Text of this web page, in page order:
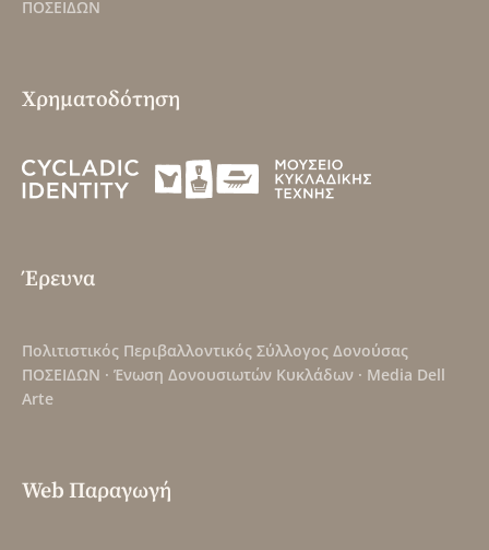
ΠΟΣΕΙΔΩΝ
Χρηματοδότηση
Έρευνα
Πολιτιστικός Περιβαλλοντικός Σύλλογος Δονούσας
ΠΟΣΕΙΔΩΝ · Ένωση Δονουσιωτών Κυκλάδων · Media Dell
Arte
Web Παραγωγή